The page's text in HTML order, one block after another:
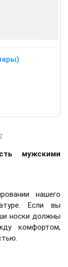
мужскими
нашего
Если вы
носки должны
комфортом,